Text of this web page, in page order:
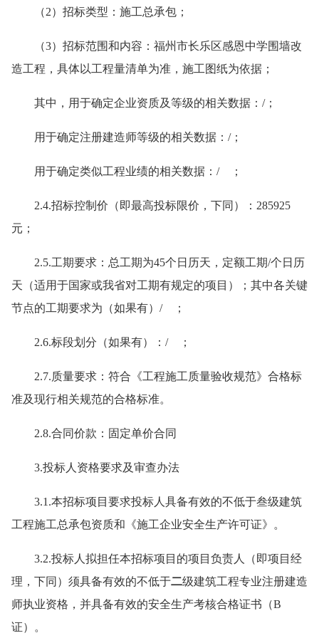
（2）招标类型：施工总承包；
（3）招标范围和内容：福州市长乐区感恩中学围墙改
造工程，具体以工程量清单为准，施工图纸为依据；
其中，用于确定企业资质及等级的相关数据：/；
用于确定注册建造师等级的相关数据：/；
用于确定类似工程业绩的相关数据：/ ；
2.4.招标控制价（即最高投标限价，下同）：285925
元；
2.5.工期要求：总工期为45个日历天，定额工期/个日历
天（适用于国家或我省对工期有规定的项目）；其中各关键
节点的工期要求为（如果有）/ ；
2.6.标段划分（如果有）：/ ；
2.7.质量要求：符合《工程施工质量验收规范》合格标
准及现行相关规范的合格标准。
2.8.合同价款：固定单价合同
3.投标人资格要求及审查办法
3.1.本招标项目要求投标人具备有效的不低于叁级建筑
工程施工总承包资质和《施工企业安全生产许可证》。
3.2.投标人拟担任本招标项目的项目负责人（即项目经
理，下同）须具备有效的不低于二级建筑工程专业注册建造
师执业资格，并具备有效的安全生产考核合格证书（B
证）。